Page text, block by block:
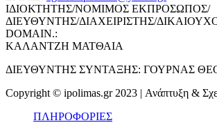
ΙΔΙΟΚΤΗΤΗΣ/ΝΟΜΙΜΟΣ ΕΚΠΡΟΣΩΠΟΣ/
ΔΙΕΥΘΥΝΤΗΣ/ΔΙΑΧΕΙΡΙΣΤΗΣ/
DOMAIN.:
ΚΑΛΑΝΤΖΗ ΜΑΤΘΑΙΑ
ΔΙΕΥΘΥΝΤΗΣ ΣΥΝΤΑΞΗΣ: ΓΟΥΡΝΑΣ
Copyright © ipolimas.gr 2023 | Ανάπτυξη &
ΠΛΗΡΟΦΟΡΙΕΣ